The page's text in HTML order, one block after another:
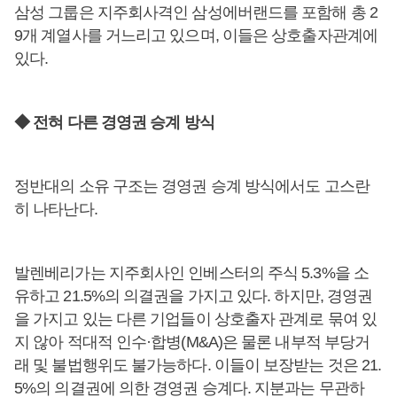
삼성 그룹은 지주회사격인 삼성에버랜드를 포함해 총 2
9개 계열사를 거느리고 있으며, 이들은 상호출자관계에
있다.
◆ 전혀 다른 경영권 승계 방식
정반대의 소유 구조는 경영권 승계 방식에서도 고스란
히 나타난다.
발렌베리가는 지주회사인 인베스터의 주식 5.3%을 소
유하고 21.5%의 의결권을 가지고 있다. 하지만, 경영권
을 가지고 있는 다른 기업들이 상호출자 관계로 묶여 있
지 않아 적대적 인수·합병(M&A)은 물론 내부적 부당거
래 및 불법행위도 불가능하다. 이들이 보장받는 것은 21.
5%의 의결권에 의한 경영권 승계다. 지분과는 무관하